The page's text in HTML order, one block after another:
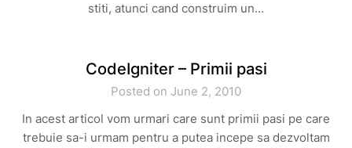
stiti, atunci cand construim un…
CodeIgniter – Primii pasi
Posted on June 2, 2010
In acest articol vom urmari care sunt primii pasi pe care
trebuie sa-i urmam pentru a putea incepe sa dezvoltam